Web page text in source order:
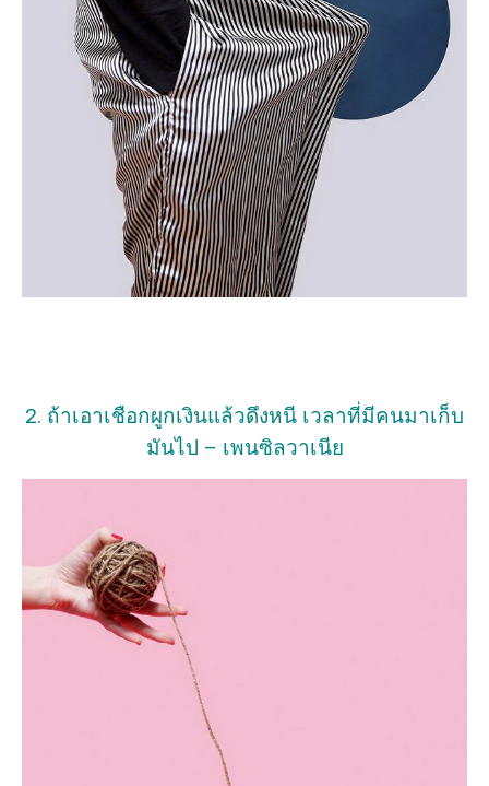
2. ถ้าเอาเชือกผูกเงินแล้วดึงหนี เวลาที่มีคนมาเก็บ
มันไป – เพนซิลวาเนีย